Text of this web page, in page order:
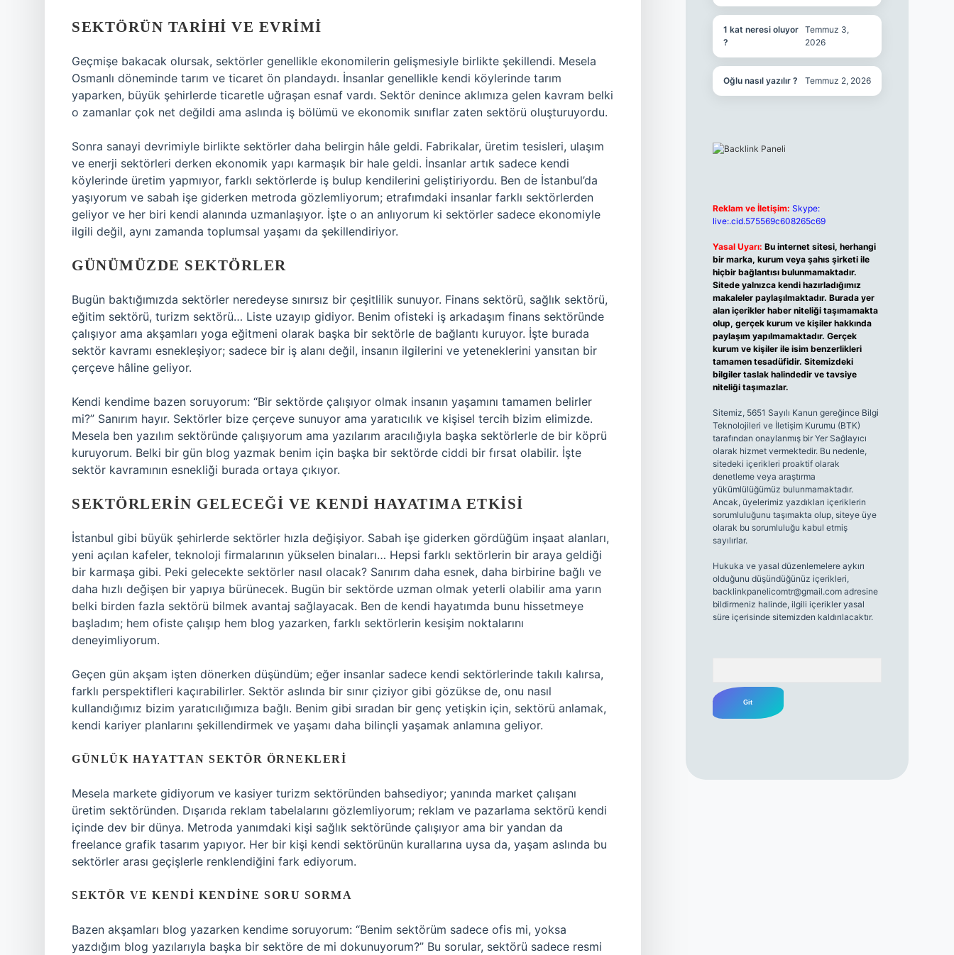
SEKTÖRÜN TARIHI VE EVRIMI
Geçmişe bakacak olursak, sektörler genellikle ekonomilerin gelişmesiyle birlikte şekillendi. Mesela
Osmanlı döneminde tarım ve ticaret ön plandaydı. İnsanlar genellikle kendi köylerinde tarım
yaparken, büyük şehirlerde ticaretle uğraşan esnaf vardı. Sektör denince aklımıza gelen kavram belki
o zamanlar çok net değildi ama aslında iş bölümü ve ekonomik sınıflar zaten sektörü oluşturuyordu.
Sonra sanayi devrimiyle birlikte sektörler daha belirgin hâle geldi. Fabrikalar, üretim tesisleri, ulaşım
ve enerji sektörleri derken ekonomik yapı karmaşık bir hale geldi. İnsanlar artık sadece kendi
köylerinde üretim yapmıyor, farklı sektörlerde iş bulup kendilerini geliştiriyordu. Ben de İstanbul’da
yaşıyorum ve sabah işe giderken metroda gözlemliyorum; etrafımdaki insanlar farklı sektörlerden
geliyor ve her biri kendi alanında uzmanlaşıyor. İşte o an anlıyorum ki sektörler sadece ekonomiyle
ilgili değil, aynı zamanda toplumsal yaşamı da şekillendiriyor.
GÜNÜMÜZDE SEKTÖRLER
Bugün baktığımızda sektörler neredeyse sınırsız bir çeşitlilik sunuyor. Finans sektörü, sağlık sektörü,
eğitim sektörü, turizm sektörü… Liste uzayıp gidiyor. Benim ofisteki iş arkadaşım finans sektöründe
çalışıyor ama akşamları yoga eğitmeni olarak başka bir sektörle de bağlantı kuruyor. İşte burada
sektör kavramı esnekleşiyor; sadece bir iş alanı değil, insanın ilgilerini ve yeteneklerini yansıtan bir
çerçeve hâline geliyor.
Kendi kendime bazen soruyorum: “Bir sektörde çalışıyor olmak insanın yaşamını tamamen belirler
mi?” Sanırım hayır. Sektörler bize çerçeve sunuyor ama yaratıcılık ve kişisel tercih bizim elimizde.
Mesela ben yazılım sektöründe çalışıyorum ama yazılarım aracılığıyla başka sektörlerle de bir köprü
kuruyorum. Belki bir gün blog yazmak benim için başka bir sektörde ciddi bir fırsat olabilir. İşte
sektör kavramının esnekliği burada ortaya çıkıyor.
SEKTÖRLERIN GELECEĞI VE KENDI HAYATIMA ETKISI
İstanbul gibi büyük şehirlerde sektörler hızla değişiyor. Sabah işe giderken gördüğüm inşaat alanları,
yeni açılan kafeler, teknoloji firmalarının yükselen binaları… Hepsi farklı sektörlerin bir araya geldiği
bir karmaşa gibi. Peki gelecekte sektörler nasıl olacak? Sanırım daha esnek, daha birbirine bağlı ve
daha hızlı değişen bir yapıya bürünecek. Bugün bir sektörde uzman olmak yeterli olabilir ama yarın
belki birden fazla sektörü bilmek avantaj sağlayacak. Ben de kendi hayatımda bunu hissetmeye
başladım; hem ofiste çalışıp hem blog yazarken, farklı sektörlerin kesişim noktalarını
deneyimliyorum.
Geçen gün akşam işten dönerken düşündüm; eğer insanlar sadece kendi sektörlerinde takılı kalırsa,
farklı perspektifleri kaçırabilirler. Sektör aslında bir sınır çiziyor gibi gözükse de, onu nasıl
kullandığımız bizim yaratıcılığımıza bağlı. Benim gibi sıradan bir genç yetişkin için, sektörü anlamak,
kendi kariyer planlarını şekillendirmek ve yaşamı daha bilinçli yaşamak anlamına geliyor.
GÜNLÜK HAYATTAN SEKTÖR ÖRNEKLERI
Mesela markete gidiyorum ve kasiyer turizm sektöründen bahsediyor; yanında market çalışanı
üretim sektöründen. Dışarıda reklam tabelalarını gözlemliyorum; reklam ve pazarlama sektörü kendi
içinde dev bir dünya. Metroda yanımdaki kişi sağlık sektöründe çalışıyor ama bir yandan da
freelance grafik tasarım yapıyor. Her bir kişi kendi sektörünün kurallarına uysa da, yaşam aslında bu
sektörler arası geçişlerle renklendiğini fark ediyorum.
SEKTÖR VE KENDI KENDINE SORU SORMA
Bazen akşamları blog yazarken kendime soruyorum: “Benim sektörüm sadece ofis mi, yoksa
yazdığım blog yazılarıyla başka bir sektöre de mi dokunuyorum?” Bu sorular, sektörü sadece resmi
1 kat neresi oluyor
?
Temmuz 3,
2026
Oğlu nasıl yazılır ? Temmuz 2, 2026
Reklam ve İletişim: Skype:
live:.cid.575569c608265c69
Yasal Uyarı: Bu internet sitesi, herhangi
bir marka, kurum veya şahıs şirketi ile
hiçbir bağlantısı bulunmamaktadır.
Sitede yalnızca kendi hazırladığımız
makaleler paylaşılmaktadır. Burada yer
alan içerikler haber niteliği taşımamakta
olup, gerçek kurum ve kişiler hakkında
paylaşım yapılmamaktadır. Gerçek
kurum ve kişiler ile isim benzerlikleri
tamamen tesadüfidir. Sitemizdeki
bilgiler taslak halindedir ve tavsiye
niteliği taşımazlar.
Sitemiz, 5651 Sayılı Kanun gereğince Bilgi
Teknolojileri ve İletişim Kurumu (BTK)
tarafından onaylanmış bir Yer Sağlayıcı
olarak hizmet vermektedir. Bu nedenle,
sitedeki içerikleri proaktif olarak
denetleme veya araştırma
yükümlülüğümüz bulunmamaktadır.
Ancak, üyelerimiz yazdıkları içeriklerin
sorumluluğunu taşımakta olup, siteye üye
olarak bu sorumluluğu kabul etmiş
sayılırlar.
Hukuka ve yasal düzenlemelere aykırı
olduğunu düşündüğünüz içerikleri,
backlinkpanelicomtr@gmail.comadresine
bildirmeniz halinde, ilgili içerikler yasal
süre içerisinde sitemizden kaldırılacaktır.